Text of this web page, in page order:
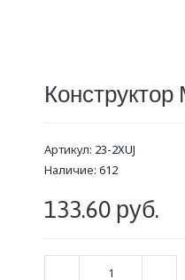
Артикул: 23-2XUJ
Наличие: 612
133.60 руб.